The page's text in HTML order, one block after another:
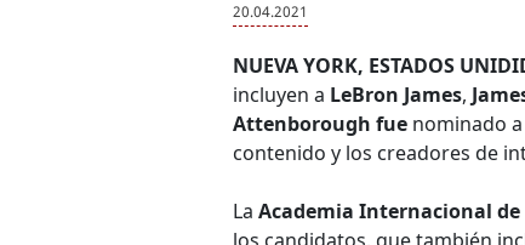
20.04.2021
NUEVA YORK, ESTADOS
incluyen a LeBron James,
Attenborough fue nominado
contenido y los creadores de
La Academia Internacional